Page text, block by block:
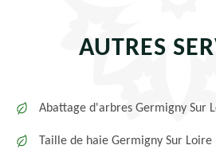
AUTRES
Abattage d'arbres Germigny Sur
Taille de haie Germigny Sur Loire